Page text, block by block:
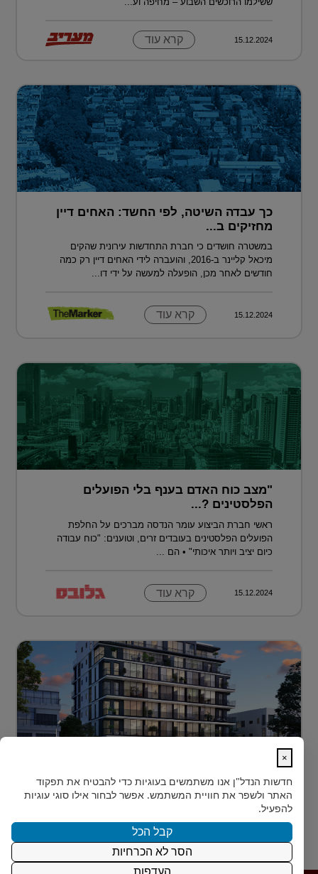
15.12.2024 קרא עוד
כך עבדה השיטה, לפי החשד: האחים דיין
מחזיקים ב...
במשטרה חושדים כי חברת התחדשות עירונית שהקים
מיכאל קליינר ב-2016, והועברה לידי האחים דיין רק כמה
חודשים לאחר מכן, הופעלה למעשה על ידי דו...
15.12.2024 קרא עוד
"מצב כוח האדם בענף בלי הפועלים
הפלסטינים ?...
ראשי חברת הביצוע עומר הנדסה מברכים על החלפת
הפועלים הפלסטינים בעובדים זרים, וטוענים: "כוח עבודה
כיום יציב ויותר איכותי" • הם ...
15.12.2024 קרא עוד
בלב הצפון-הישן של תל אביב, במרחק דקות הליכה ספורות
מהלוקיישנים האייקוניים ביותר בעיר, מציעה Rozio
SELECTED - מותג הי?...
15.12.2024 קרא עוד
×
חדשות הנדל"ן אנו משתמשים בעוגיות כדי להבטיח את תפקוד
האתר ולשפר את חוויית המשתמש. אפשר לבחור אילו סוגי עוגיות
להפעיל.
קבל הכל
הסר לא הכרחיות
העדפות